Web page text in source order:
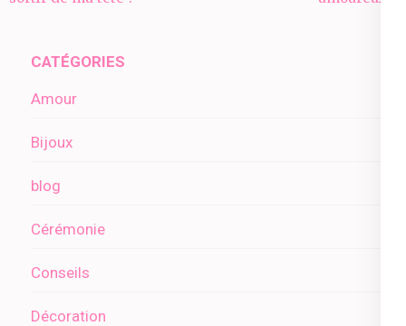
CATÉGORIES
Amour
Bijoux
blog
Cérémonie
Conseils
Décoration